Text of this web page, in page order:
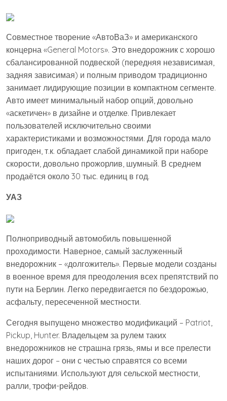
Совместное творение «АвтоВаЗ» и американского
концерна «General Motors». Это внедорожник с хорошо
сбалансированной подвеской (передняя независимая,
задняя зависимая) и полным приводом традиционно
занимает лидирующие позиции в компактном сегменте.
Авто имеет минимальный набор опций, довольно
«аскетичен» в дизайне и отделке. Привлекает
пользователей исключительно своими
характеристиками и возможностями. Для города мало
пригоден, т.к. обладает слабой динамикой при наборе
скорости, довольно прожорлив, шумный. В среднем
продаётся около 30 тыс. единиц в год.
УАЗ
Полноприводный автомобиль повышенной
проходимости. Наверное, самый заслуженный
внедорожник – «долгожитель». Первые модели созданы
в военное время для преодоления всех препятствий по
пути на Берлин. Легко передвигается по бездорожью,
асфальту, пересеченной местности.
Сегодня выпущено множество модификаций – Patriot,
Pickup, Hunter. Владельцем за рулем таких
внедорожников не страшна грязь, ямы и все прелести
наших дорог – они с честью справятся со всеми
испытаниями. Используют для сельской местности,
ралли, трофи-рейдов.